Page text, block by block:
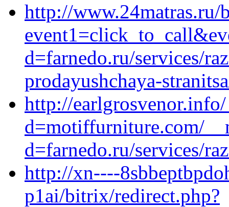
http://
d=farnedo.ru/services/
prodayushchaya-
http://
d=motiffurniture.com/
d=farnedo.ru/services/
http://xn----
p1ai/bitrix/redirect.php?